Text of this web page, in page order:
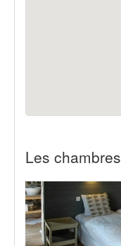
Les chambres